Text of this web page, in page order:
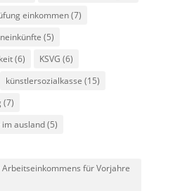
einkommen(7)
(5)
(6) KSVG (6)
künstlersozialkasse (15)
(7)
ausland(5)
für Vorjahre